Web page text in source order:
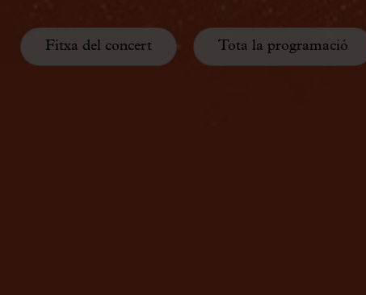
Fitxa del concert Tota la programació